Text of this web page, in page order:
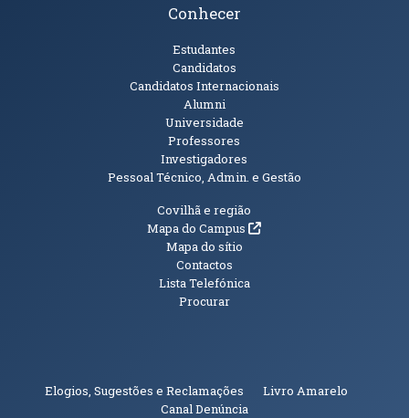
Conhecer
Estudantes
Candidatos
Candidatos Internacionais
Alumni
Universidade
Professores
Investigadores
Pessoal Técnico, Admin. e Gestão
Informações Adicionais
Covilhã e região
Mapa do Campus(abre em nova janela)
Mapa do sítio
Contactos
Lista Telefónica
Procurar
Elogios, Sugestões e Reclamações Livro Amarelo
Canal Denúncia(abre em nova janela)